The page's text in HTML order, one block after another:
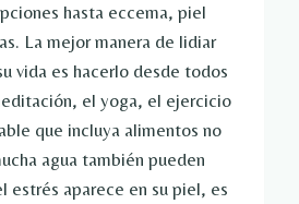
hasta eccema, piel
La mejor manera de lidiar
vida es hacerlo desde todos
el yoga, el ejercicio
que incluya alimentos no
agua también pueden
estrés aparece en su piel, es